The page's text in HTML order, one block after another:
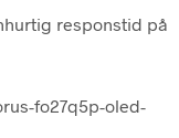
responstid på
fo27q5p-oled-